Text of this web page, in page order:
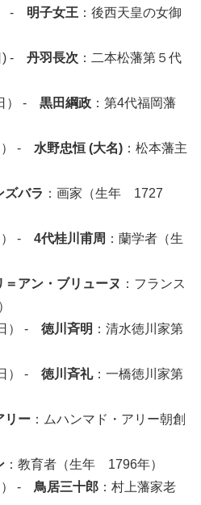
- 明子女王 ：後西天皇の女御
) - 丹羽長次 ：二本松藩第５代
） - 黒田綱政 ：第4代福岡藩
） - 水野忠恒 (大名) ：松本藩主
ズバラ ：画家（生年 1727
） - 4代桂川甫周 ：蘭学者（生
＝アン・ブリューヌ ：フランス
） - 徳川斉明 ：清水徳川家第
） - 徳川斉礼：一橋徳川家第
リー ：ムハンマド・アリー朝創
：教育者（生年 1796年）
） - 鳥居三十郎 ：村上藩家老